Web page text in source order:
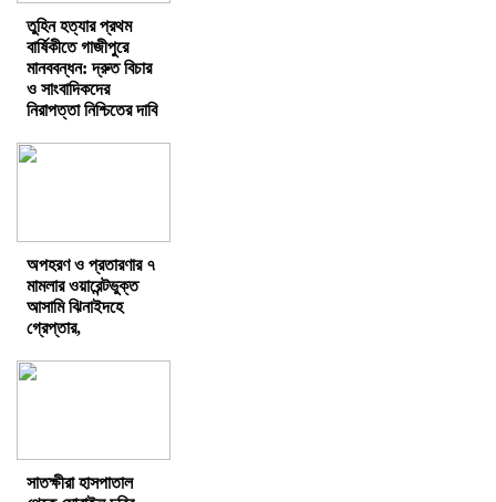
তুহিন হত্যার প্রথম
বার্ষিকীতে গাজীপুরে
মানববন্ধন: দ্রুত বিচার
ও সাংবাদিকদের
নিরাপত্তা নিশ্চিতের দাবি
অপহরণ ও প্রতারণার ৭
মামলার ওয়ারেন্টভুক্ত
আসামি ঝিনাইদহে
গ্রেপ্তার,
সাতক্ষীরা হাসপাতাল